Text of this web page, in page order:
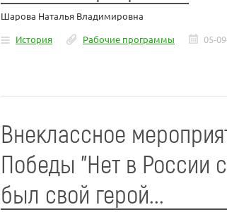
Шарова Наталья Владимировна
История
Рабочие программы 05-
Внеклассное
Победы "Нет в России
был свой герой...